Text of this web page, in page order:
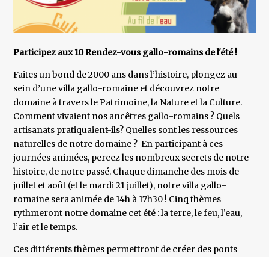
Participez aux 10 Rendez-vous gallo-romains de l'été !
Faites un bond de 2000 ans dans l’histoire, plongez au
sein d’une villa gallo-romaine et découvrez notre
domaine à travers le Patrimoine, la Nature et la Culture.
Comment vivaient nos ancêtres gallo-romains ? Quels
artisanats pratiquaient-ils? Quelles sont les ressources
naturelles de notre domaine ? En participant à ces
journées animées, percez les nombreux secrets de notre
histoire, de notre passé. Chaque dimanche des mois de
juillet et août (et le mardi 21 juillet), notre villa gallo-
romaine sera animée de 14h à 17h30 ! Cinq thèmes
rythmeront notre domaine cet été : la terre, le feu, l’eau,
l’air et le temps.
Ces différents thèmes permettront de créer des ponts